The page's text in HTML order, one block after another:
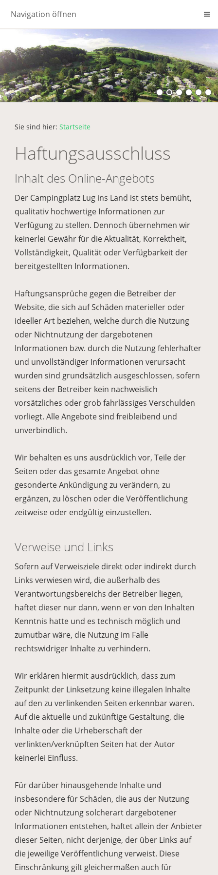
Navigation öffnen
Sie sind hier: Startseite
Haftungsausschluss
Inhalt des Online-Angebots
Der Campingplatz Lug ins Land ist stets bemüht,
qualitativ hochwertige Informationen zur
Verfügung zu stellen. Dennoch übernehmen wir
keinerlei Gewähr für die Aktualität, Korrektheit,
Vollständigkeit, Qualität oder Verfügbarkeit der
bereitgestellten Informationen.
Haftungsansprüche gegen die Betreiber der
Website, die sich auf Schäden materieller oder
ideeller Art beziehen, welche durch die Nutzung
oder Nichtnutzung der dargebotenen
Informationen bzw. durch die Nutzung fehlerhafter
und unvollständiger Informationen verursacht
wurden sind grundsätzlich ausgeschlossen, sofern
seitens der Betreiber kein nachweislich
vorsätzliches oder grob fahrlässiges Verschulden
vorliegt. Alle Angebote sind freibleibend und
unverbindlich.
Wir behalten es uns ausdrücklich vor, Teile der
Seiten oder das gesamte Angebot ohne
gesonderte Ankündigung zu verändern, zu
ergänzen, zu löschen oder die Veröffentlichung
zeitweise oder endgültig einzustellen.
Verweise und Links
Sofern auf Verweisziele direkt oder indirekt durch
Links verwiesen wird, die außerhalb des
Verantwortungsbereichs der Betreiber liegen,
haftet dieser nur dann, wenn er von den Inhalten
Kenntnis hatte und es technisch möglich und
zumutbar wäre, die Nutzung im Falle
rechtswidriger Inhalte zu verhindern.
Wir erklären hiermit ausdrücklich, dass zum
Zeitpunkt der Linksetzung keine illegalen Inhalte
auf den zu verlinkenden Seiten erkennbar waren.
Auf die aktuelle und zukünftige Gestaltung, die
Inhalte oder die Urheberschaft der
verlinkten/verknüpften Seiten hat der Autor
keinerlei Einfluss.
Für darüber hinausgehende Inhalte und
insbesondere für Schäden, die aus der Nutzung
oder Nichtnutzung solcherart dargebotener
Informationen entstehen, haftet allein der Anbieter
dieser Seiten, nicht derjenige, der über Links auf
die jeweilige Veröffentlichung verweist. Diese
Einschränkung gilt gleichermaßen auch für